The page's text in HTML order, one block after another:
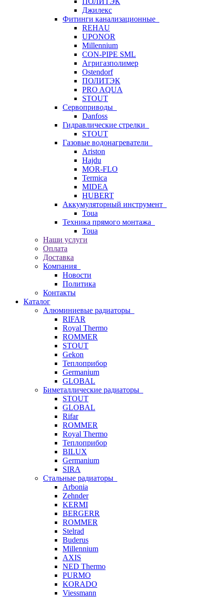
Джилекс
Фитинги канализационные
REHAU
UPONOR
Millennium
CON-PIPE SML
Агригазполимер
Ostendorf
ПОЛИТЭК
PRO AQUA
STOUT
Сервоприводы
Danfoss
Гидравлические стрелки
STOUT
Газовые водонагреватели
Ariston
Hajdu
MOR-FLO
Termica
MIDEA
HUBERT
Аккумуляторный инструмент
Toua
Техника прямого монтажа
Toua
Наши услуги
Оплата
Доставка
Компания
Новости
Политика
Контакты
Каталог
Алюминиевые радиаторы
RIFAR
Royal Thermo
ROMMER
STOUT
Gekon
Теплоприбор
Germanium
GLOBAL
Биметаллические радиаторы
STOUT
GLOBAL
Rifar
ROMMER
Royal Thermo
Теплоприбор
BILUX
Germanium
SIRA
Стальные радиаторы
Arbonia
Zehnder
KERMI
BERGERR
ROMMER
Stelrad
Buderus
Millennium
AXIS
NED Thermo
PURMO
KORADO
Viessmann